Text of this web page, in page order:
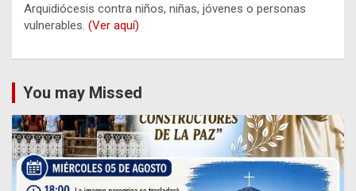
Arquidiócesis contra niños, niñas, jóvenes o personas
vulnerables. (Ver aquí)
You may Missed